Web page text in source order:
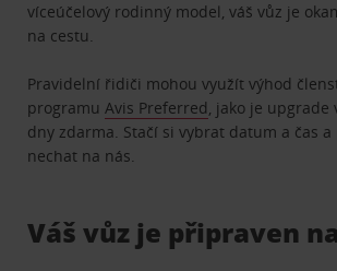
víceúčelový rodinný model, váš vůz je
na cestu.
Pravidelní řidiči mohou využít výhod
programuAvis Preferred, jako je upgrade
dny zdarma. Stačí si vybrat datum a čas
nechat na nás.
Váš vůz je připraven